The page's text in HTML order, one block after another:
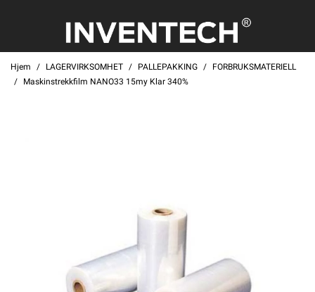
Hjem LAGERVIRKSOMHET PALLEPAKKING
FORBRUKSMATERIELL
Maskinstrekkfilm NANO33 15my Klar 340%